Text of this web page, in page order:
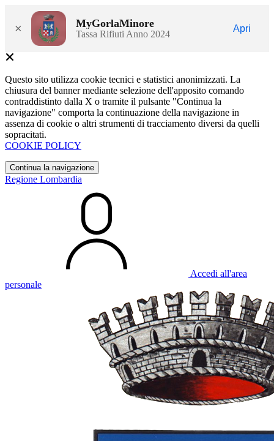
× MyGorlaMinore
Tassa Rifiuti Anno 2024
Apri
Questo sito utilizza cookie tecnici e statistici anonimizzati. La
chiusura del banner mediante selezione dell'apposito comando
contraddistinto dalla X o tramite il pulsante "Continua la
navigazione" comporta la continuazione della navigazione in
assenza di cookie o altri strumenti di tracciamento diversi da quelli
sopracitati.
COOKIE POLICY
Continua la navigazione
Regione Lombardia
Accedi all'area
personale